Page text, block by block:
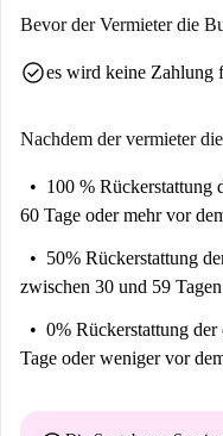
Bevor der Vermieter die
check_circlees wird keine Zahlung
Nachdem der vermieter
100 % Rückerstattung
60 Tage oder mehr vor
50% Rückerstattung
zwischen 30 und 59
0% Rückerstattung
Tage oder weniger vor